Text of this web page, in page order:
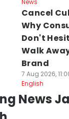
News
Cancel
Why
Don't
Walk
Brand
7 Aug 2026,
English
News